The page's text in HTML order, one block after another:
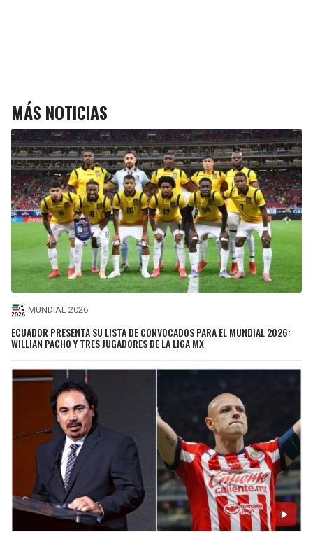
MÁS NOTICIAS
MUNDIAL 2026
ECUADOR PRESENTA SU LISTA DE CONVOCADOS PARA EL MUNDIAL 2026:
WILLIAN PACHO Y TRES JUGADORES DE LA LIGA MX